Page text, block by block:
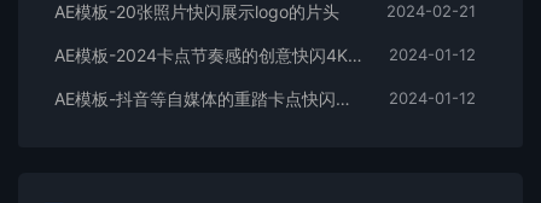
AE模板-20张照片快闪展示logo的片头 2024-02-21
AE模板-2024卡点节奏感的创意快闪4K宣传片头 2024-01-12
AE模板-抖音等自媒体的重踏卡点快闪宣传开场 2024-01-12